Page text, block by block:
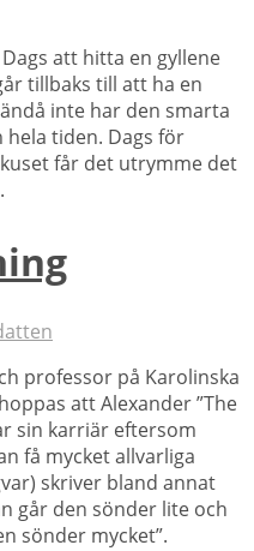
att hitta en gyllene
tillbaks till att ha en
inte har den smarta
tiden. Dags för
får det utrymme det
professor på Karolinska
att Alexander ”The
sin karriär eftersom
få mycket allvarliga
skriver bland annat
går den sönder lite och
sönder mycket”.